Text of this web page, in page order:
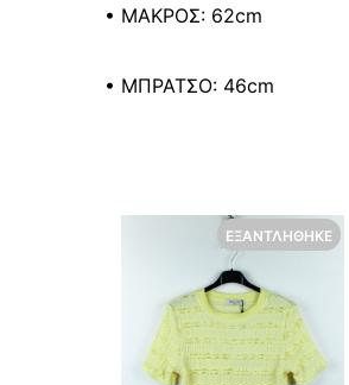
• ΜΑΚΡΟΣ: 62cm
• ΜΠΡΑΤΣΟ: 46cm
ΕΞΑΝΤΛΉΘΗΚΕ